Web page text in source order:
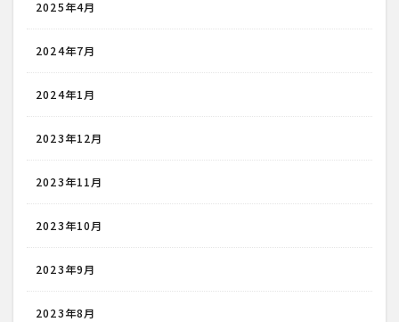
2025年4月
2024年7月
2024年1月
2023年12月
2023年11月
2023年10月
2023年9月
2023年8月